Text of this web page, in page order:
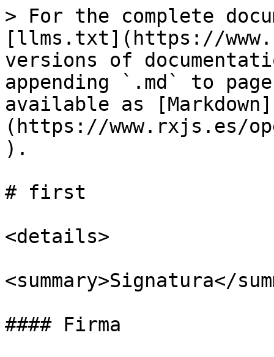
> For the complete
[llms.txt](https://
versions of
appending `.md` to
available as [Markdown]
(https://www.rxjs.es/
).
# first
<details>
<summary>Signatura</
#### Firma